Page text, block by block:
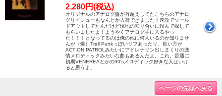
2,280円(税込)
オリジナルのアナログ盤が万越えしてたこちらのアナロ
グリイシューもなんとか入荷できました！速攻でソール
ドアウトしてたんだけど現地の知り合いに頼んで探して
もらいましたよ！ようやくアナログ手に入るやっ
た！！！となってるのは俺の他に何人いるのか知りませ
んが（爆）Trall Punkっぽいリフあったり、歌い方が
ACTION PATROLみたいにアドレナリン出しまくりの激
情メロディックみたいな曲もあるんだよ。これ、普通に
初期VENEREAとかの90'sメロディック好きな人はいけ
ると思うよ。
ページの先頭へ戻る